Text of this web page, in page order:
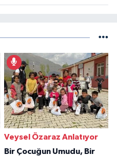
Veysel Özaraz Anlatıyor
Bir Çocuğun Umudu, Bir